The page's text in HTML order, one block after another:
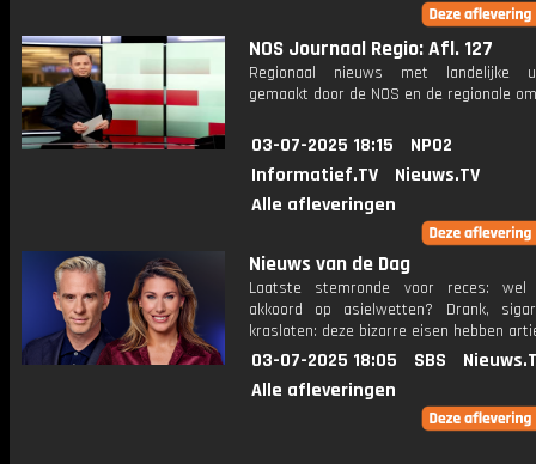
NOS Journaal Regio: Afl. 127
Regionaal nieuws met landelijke
gemaakt door de NOS en de regionale
03-07-2025 18:15
NPO2
Informatief.TV
Nieuws.TV
Alle afleveringen
Nieuws van de Dag
Laatste stemronde voor reces:
akkoord op asielwetten? Drank,
krasloten: deze bizarre eisen hebben
03-07-2025 18:05 SBS
Alle afleveringen